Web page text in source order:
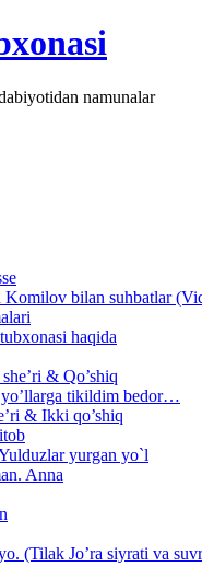
namunalar
bilan suhbatlar
haqida
& Qo’shiq
tikildim bedor…
& Ikki qo’shiq
yurgan yo`l
Anna
(Tilak Jo’ra siyrati va